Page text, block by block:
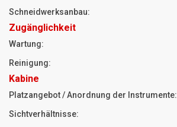
Schneidwerksanbau:
Zugänglichkeit
Wartung:
Reinigung:
Kabine
Platzangebot / Anordnung der Instrumente:
Sichtverhältnisse: